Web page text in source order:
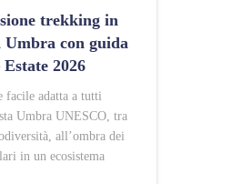
trekking in
Umbra con guida
Estate 2026
facile adatta a tutti
Umbra UNESCO, tra
all’ombra dei
in un ecosistema